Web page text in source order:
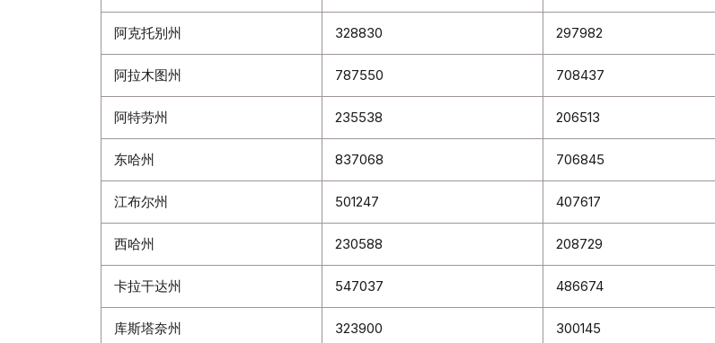
阿克托别州 328830 297982
阿拉木图州 787550 708437
阿特劳州 235538 206513
东哈州 837068 706845
江布尔州 501247 407617
西哈州 230588 208729
卡拉干达州 547037 486674
库斯塔奈州 323900 300145